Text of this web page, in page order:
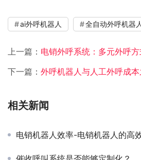
ai外呼机器人 全自动外呼机器人
上一篇： 电销外呼系统：多元外呼
下一篇： 外呼机器人与人工外呼成
相关新闻
电销机器人效率-电销机器人的高